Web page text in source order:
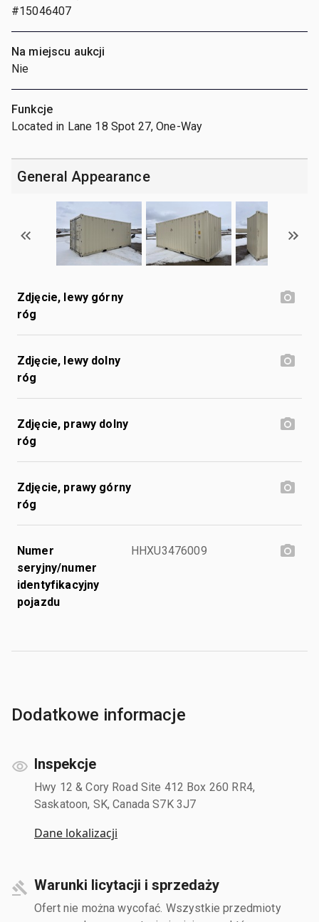
#15046407
Na miejscu aukcji
Nie
Funkcje
Located in Lane 18 Spot 27, One-Way
General Appearance
Zdjęcie, lewy górny
róg
Zdjęcie, lewy dolny
róg
Zdjęcie, prawy dolny
róg
Zdjęcie, prawy górny
róg
Numer
seryjny/numer
identyfikacyjny
pojazdu
HHXU3476009
Dodatkowe informacje
Inspekcje
Hwy 12 & Cory Road Site 412 Box 260 RR4,
Saskatoon, SK, Canada S7K 3J7
Dane lokalizacji
Warunki licytacji i sprzedaży
Ofert nie można wycofać. Wszystkie przedmioty